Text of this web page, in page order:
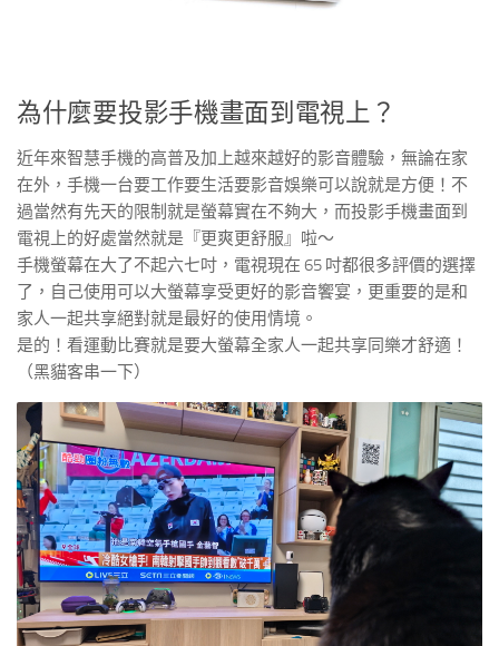
為什麼要投影手機畫面到電視上？
近年來智慧手機的高普及加上越來越好的影音體驗，無論在家
在外，手機一台要工作要生活要影音娛樂可以說就是方便！不
過當然有先天的限制就是螢幕實在不夠大，而投影手機畫面到
電視上的好處當然就是『更爽更舒服』啦～
手機螢幕在大了不起六七吋，電視現在 65 吋都很多評價的選擇
了，自己使用可以大螢幕享受更好的影音饗宴，更重要的是和
家人一起共享絕對就是最好的使用情境。
是的！看運動比賽就是要大螢幕全家人一起共享同樂才舒適！
（黑貓客串一下）